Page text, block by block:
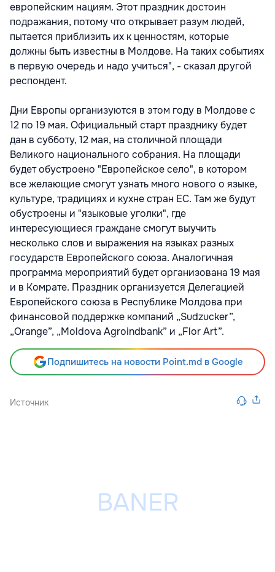
европейским нациям. Этот праздник достоин
подражания, потому что открывает разум людей,
пытается приблизить их к ценностям, которые
должны быть известны в Молдове. На таких событиях
в первую очередь и надо учиться", - сказал другой
респондент.
Дни Европы организуются в этом году в Молдове с
12 по 19 мая. Официальный старт празднику будет
дан в субботу, 12 мая, на столичной площади
Великого национального собрания. На площади
будет обустроено "Европейское село", в котором
все желающие смогут узнать много нового о языке,
культуре, традициях и кухне стран ЕС. Там же будут
обустроены и "языковые уголки", где
интересующиеся граждане смогут выучить
несколько слов и выражения на языках разных
государств Европейского союза. Аналогичная
программа мероприятий будет организована 19 мая
и в Комрате. Праздник организуется Делегацией
Европейского союза в Республике Молдова при
финансовой поддержке компаний „Sudzucker”,
„Orange”, „Moldova Agroindbank” и „Flor Art”.
Подпишитесь на новости Point.md в Google
Источник